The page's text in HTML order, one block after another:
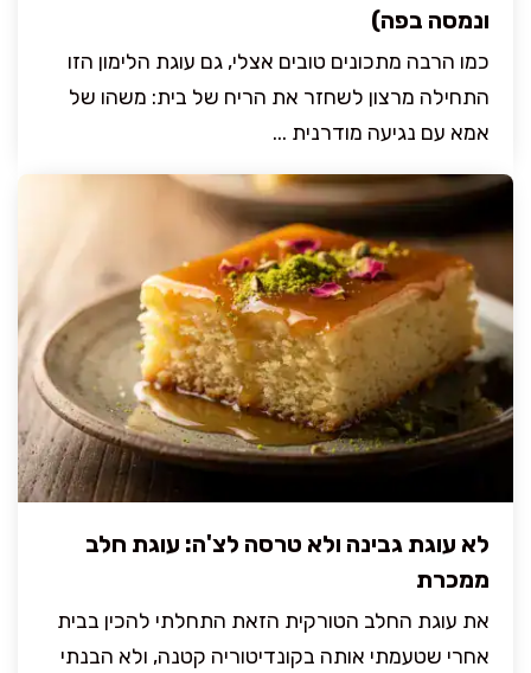
ונמסה בפה)
כמו הרבה מתכונים טובים אצלי, גם עוגת הלימון הזו
התחילה מרצון לשחזר את הריח של בית: משהו של
אמא עם נגיעה מודרנית ...
לא עוגת גבינה ולא טרסה לצ'ה: עוגת חלב
ממכרת
את עוגת החלב הטורקית הזאת התחלתי להכין בבית
אחרי שטעמתי אותה בקונדיטוריה קטנה, ולא הבנתי